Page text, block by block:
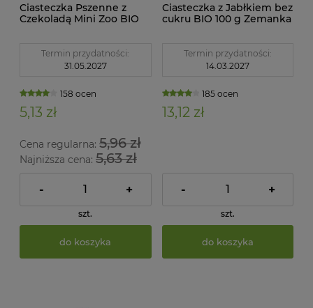
Ciasteczka Pszenne z
Czekoladą Mini Zoo BIO
Termin przydatności:
31.05.2027
158 ocen
5,13 zł
Cena regularna: 5,96 zł
Najniższa cena: 5,63 zł
- +
szt.
do koszyka
Ciasteczka z Jabłkiem bez
cukru BIO 100 g Zemanka
Termin przydatności:
14.03.2027
185 ocen
13,12 zł
- +
szt.
do koszyka